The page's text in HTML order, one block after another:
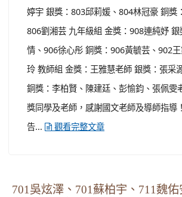
婷宇 銀獎：803邱莉媛、804林冠豪 銅獎
806劉湘芸 九年級組 金獎：908連純妤
情、906徐心彤 銅獎：906黃毓芸、902
玲 教師組 金獎：王雅慧老師 銀獎：張采
銅獎：李柏賢、陳建廷、彭愉鈞、張佩雯
獎同學及老師，感謝國文老師及導師指導
告...
觀看完整文章
701吳炫澤、701蘇柏宇、711魏